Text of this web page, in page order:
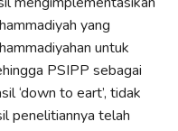
yang
untuk
PSIPP sebagai
‘down to eart’, tidak
penelitiannya telah